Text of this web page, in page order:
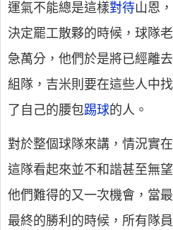
運氣不能總是這樣對待山恩
決定罷工散夥的時候，球隊
急萬分，他們於是將已經離
組隊，吉米則要在這些人中
了自己的腰包踢球的人。
對於整個球隊來講，情況實
這隊看起來並不和諧甚至無
他們難得的又一次機會，當
最終的勝利的時候，所有隊